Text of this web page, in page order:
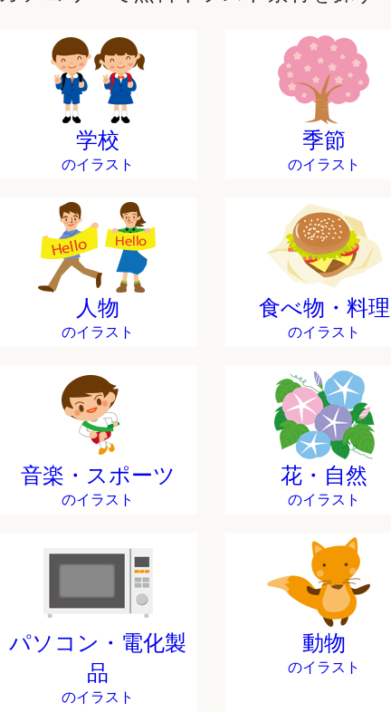
学校
のイラスト
季節
のイラスト
人物
のイラスト
食べ物・料理
のイラスト
音楽・スポーツ
のイラスト
花・自然
のイラスト
パソコン・電化製
品
のイラスト
動物
のイラスト